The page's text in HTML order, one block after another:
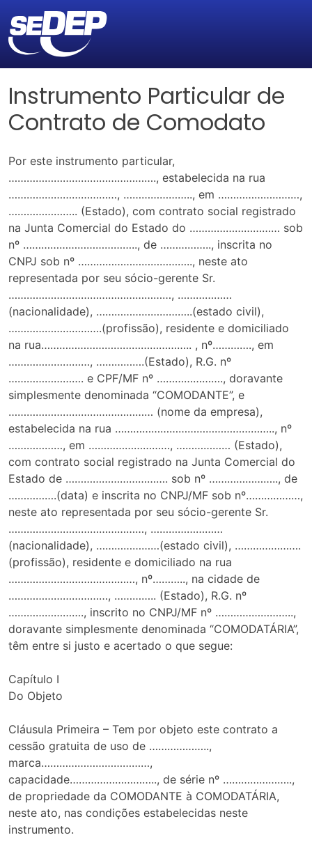
Instrumento Particular de
Contrato de Comodato
Por este instrumento particular,
…………………………………………., estabelecida na rua
………………………………, ………………….., em ………………………,
………………….. (Estado), com contrato social registrado
na Junta Comercial do Estado do ………………………… sob
nº ……………………………….., de …………….., inscrita no
CNPJ sob nº ……………………………….., neste ato
representada por seu sócio-gerente Sr.
………………………………………………, ………………
(nacionalidade), …………………………..(estado civil),
………………………….(profissão), residente e domiciliado
na rua………………………………………….. , nº…………., em
………………………, …………….(Estado), R.G. nº
……………………. e CPF/MF nº …………………., doravante
simplesmente denominada “COMODANTE”, e
………………………………………… (nome da empresa),
estabelecida na rua …………………………………………….., nº
………………, em ………………………, ……………… (Estado),
com contrato social registrado na Junta Comercial do
Estado de ……………………………. sob nº ………………….., de
…………….(data) e inscrita no CNPJ/MF sob nº………………,
neste ato representada por seu sócio-gerente Sr.
………………………………………, ……………………
(nacionalidade), …………………(estado civil), ………………….
(profissão), residente e domiciliado na rua
……………………………………, nº……….., na cidade de
……………………………, ………….. (Estado), R.G. nº
……………………., inscrito no CNPJ/MF nº ……………………..,
doravante simplesmente denominada “COMODATÁRIA”,
têm entre si justo e acertado o que segue:
Capítulo I
Do Objeto
Cláusula Primeira – Tem por objeto este contrato a
cessão gratuita de uso de ………………..,
marca………………………………,
capacidade……………………….., de série nº …………………..,
de propriedade da COMODANTE à COMODATÁRIA,
neste ato, nas condições estabelecidas neste
instrumento.